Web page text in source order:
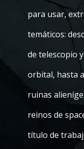
para usar,
temáticos:
de telescopio
orbital, hasta
ruinas
reinos de
título de